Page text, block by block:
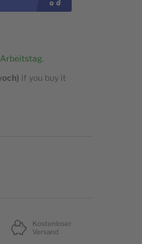
if you buy it
Kostenloser
Versand